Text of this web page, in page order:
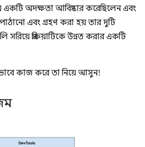
অদক্ষতা আবিষ্কার করেছিলেন এবং
এবং গ্রহণ করা হয় তার দুটি
সরিয়ে প্রক্রিয়াটিকে উন্নত করার একটি
কাজ করে তা নিয়ে আসুন!